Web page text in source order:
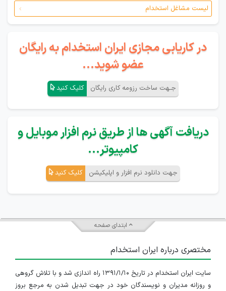
لیست مشاغل استخدام
در کاریابی مجازی ایران استخدام به رایگان
عضو شوید...
جـهت ساخت رزومه کاری رایگان کلیک کنید
دریافت آگهی ها از طریق نرم افزار موبایل و
کامپیوتر...
جهت دانلود نرم افزار و اپلیکیشن کلیک کنید
ابتدای صفحه
مختصری درباره ایران استخدام
سایت ایران استخدام در تاریخ ۱۳۹۱/۱/۱۰ راه اندازی شد و با تلاش گروهی
و روزانه مدیران و نویسندگان خود در جهت تبدیل شدن به مرجع بروز